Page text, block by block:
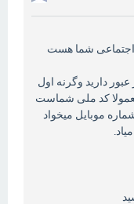
اجتماعی شما هست
دارید وگرنه اول
کد ملی شماست
موبایل میخواد